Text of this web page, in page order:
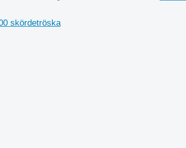
skördetröska